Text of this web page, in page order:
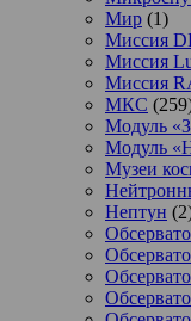
Мир (1)
Миссия
Миссия
Миссия
МКС
Модуль
Модуль
Музеи
Нептун